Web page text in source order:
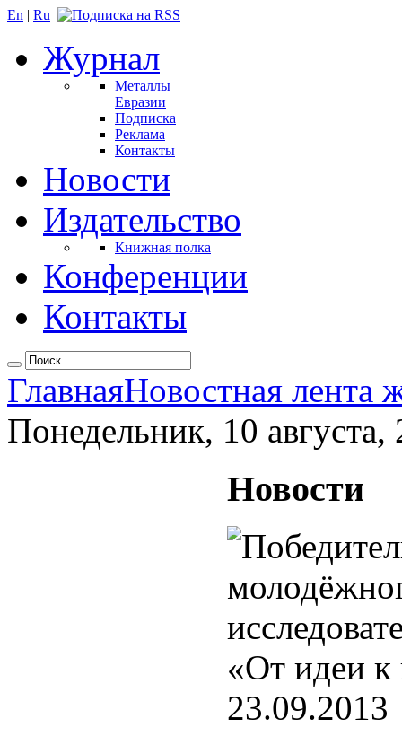
En | Ru
Журнал
Металлы
Евразии
Подписка
Реклама
Контакты
Новости
Издательство
Книжная полка
Конференции
Контакты
ГлавнаяНовостная лента
Понедельник, 10 августа,
Новости
23.09.2013